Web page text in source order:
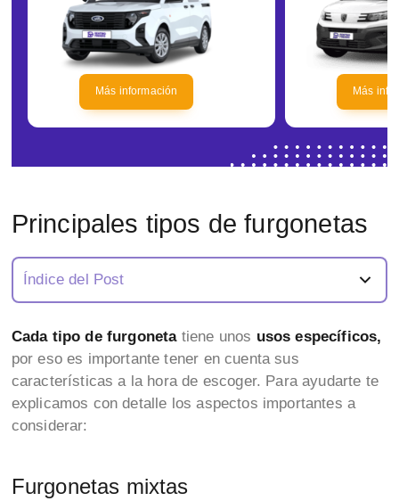
Más información Más
Principales tipos de furgonetas
Índice del Post
Cada tipo de furgonetatiene unos usos específicos,
por eso es importante tener en cuenta sus
características a la hora de escoger. Para ayudarte te
explicamos con detalle los aspectos importantes a
considerar:
Furgonetas mixtas